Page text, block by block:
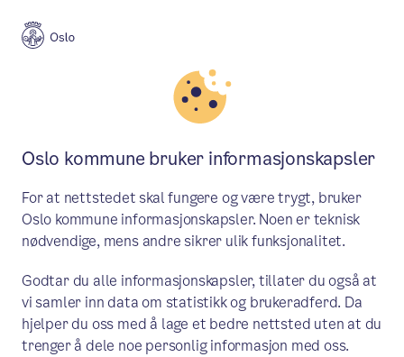
Saker behandlet i byrådet 7.
mars
Byrådet avga blant annet et høringssvar
om kvalitetsutvikling og forslaget om å
avvikle eksamen.
Oslo kommune bruker informasjonskapsler
For at nettstedet skal fungere og være trygt, bruker
Oslo kommune informasjonskapsler. Noen er teknisk
nødvendige, mens andre sikrer ulik funksjonalitet.
Godtar du alle informasjonskapsler, tillater du også at
vi samler inn data om statistikk og brukeradferd. Da
hjelper du oss med å lage et bedre nettsted uten at du
trenger å dele noe personlig informasjon med oss.